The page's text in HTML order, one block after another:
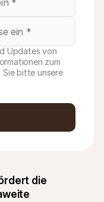
Updates von
zum
Sie bitte unsere
die